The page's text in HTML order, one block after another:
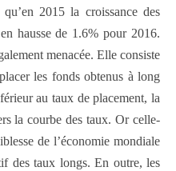
2015 la croissance des
hausse de 1.6% pour 2016.
menacée. Elle consiste
les fonds obtenus à long
au taux de placement, la
la courbe des taux. Or celle-
de l’économie mondiale
des taux longs. En outre, les